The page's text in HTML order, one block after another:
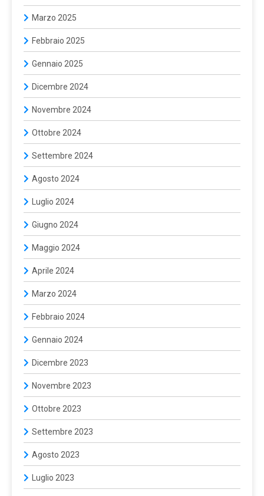
Marzo 2025
Febbraio 2025
Gennaio 2025
Dicembre 2024
Novembre 2024
Ottobre 2024
Settembre 2024
Agosto 2024
Luglio 2024
Giugno 2024
Maggio 2024
Aprile 2024
Marzo 2024
Febbraio 2024
Gennaio 2024
Dicembre 2023
Novembre 2023
Ottobre 2023
Settembre 2023
Agosto 2023
Luglio 2023